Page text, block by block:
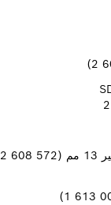
ظرف ريش الثقب سريع التغيير 13 مم (‎2 608 572